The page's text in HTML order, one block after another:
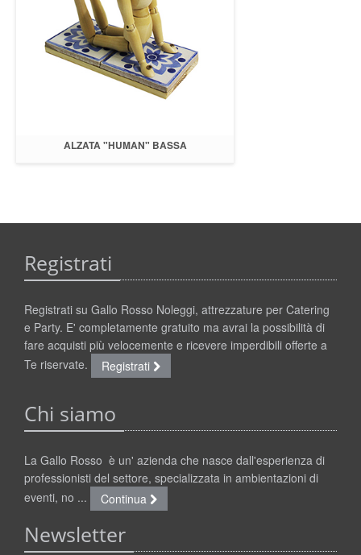
ALZATA "HUMAN" BASSA
Registrati
Registrati su Gallo Rosso Noleggi, attrezzature per Catering
e Party. E' completamente gratuito ma avrai la possibilità di
fare acquisti più velocemente e ricevere imperdibili offerte a
Te riservate.
Registrati
Chi siamo
La Gallo Rosso è un' azienda che nasce dall'esperienza di
professionisti del settore, specializzata in ambientazioni di
eventi, no ...
Continua
Newsletter